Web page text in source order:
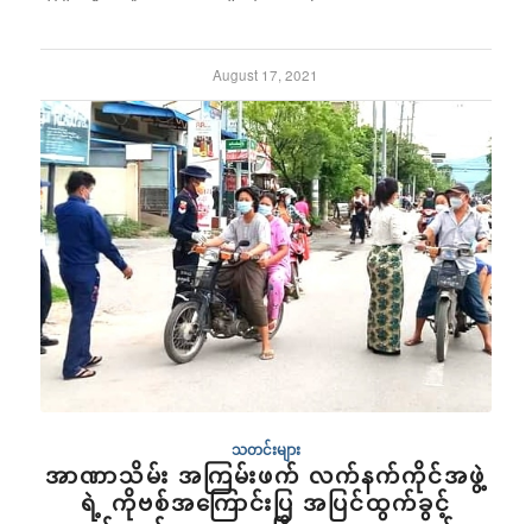
August 17, 2021
သတင်းများ
အာဏာသိမ်း အကြမ်းဖက် လက်နက်ကိုင်အဖွဲ့
ရဲ့ ကိုဗစ်အကြောင်းပြ အပြင်ထွက်ခွင့်